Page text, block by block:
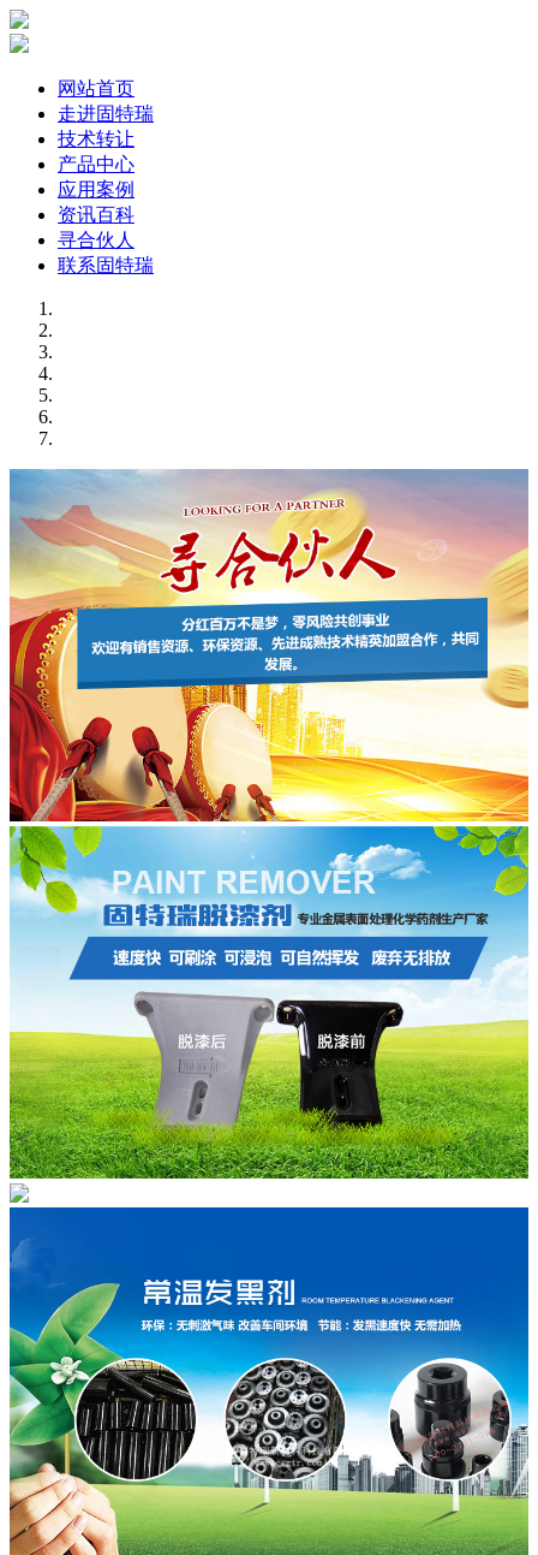
网站首页
走进固特瑞
技术转让
产品中心
应用案例
资讯百科
寻合伙人
联系固特瑞